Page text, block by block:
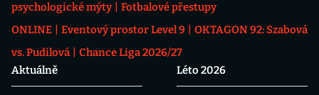
psychologické mýty
Fotbalové přestupy
ONLINE
Eventový prostor Level 9
OKTAGON 92: Szabová
vs. Pudilová
Chance Liga 2026/27
Aktuálně
Léto 2026